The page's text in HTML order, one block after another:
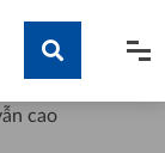
Tìm kiếm